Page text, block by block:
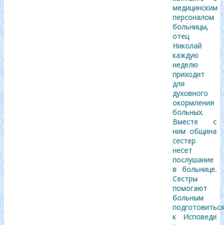
медицинским
персоналом
больницы,
отец
Николай
каждую
неделю
приходит
для
духовного
окормления
больных.
Вместе с
ним община
сестер
несет
послушание
в больнице.
Сестры
помогают
больным
подготовиться
к Исповеди